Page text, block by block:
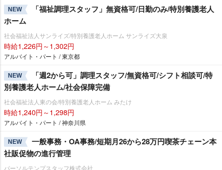
NEW
「福祉調理スタッフ」無資格可/日勤のみ/特別養護老人
ホーム
社会福祉法人サンライズ/特別養護老人ホーム サンライズ大泉
時給1,226円～1,302円
アルバイト・パート / 東京都
NEW
「週2から可」調理スタッフ/無資格可/シフト相談可/特
別養護老人ホーム/社会保障完備
社会福祉法人東の会/特別養護老人ホーム みたけ
時給1,240円～1,298円
アルバイト・パート / 神奈川県
NEW
一般事務・OA事務/短期月26から28万円喫茶チェーン本
社販促物の進行管理
パーソルテンプスタッフ株式会社